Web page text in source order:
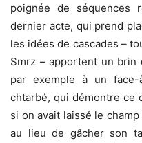
poignée de séquences
dernier acte, qui prend
les idées de cascades –
Smrz – apportent un brin
par exemple à un face-
chtarbé, qui démontre ce
si on avait laissé le
au lieu de gâcher son